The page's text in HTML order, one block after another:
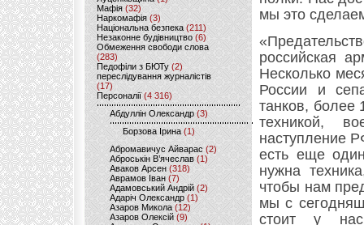
Мафія (32)
Наркомафія (3)
Національна безпека (211)
Незаконне будівництво(6)
Обмеження свободи слова
(283)
Педофіли з БЮТу (2)
переслідування журналістів
(17)
Персоналії (4 316)
Абдуллін Олександр (3)
Борзова Ірина(1)
Абромавичус Айварас (2)
Аброськін В’ячеслав(1)
Аваков Арсен (318)
Аврамов Іван (7)
Адамовський Андрій(2)
Адаріч Олександр (1)
Азаров Микола (12)
Азаров Олексій (9)
мы это
российская
Несколько
России и
танков, более
техникой,
наступление
есть еще
нужна
чтобы нам
мы с
стоит у